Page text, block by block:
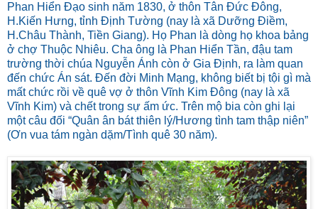
Phan Hiển Đạo sinh năm 1830, ở thôn Tân Đức Đông,
H.Kiến Hưng, tỉnh Định Tường (nay là xã Dưỡng Điềm,
H.Châu Thành, Tiền Giang). Họ Phan là dòng họ khoa bảng
ở chợ Thuộc Nhiêu. Cha ông là Phan Hiển Tần, đậu tam
trường thời chúa Nguyễn Ánh còn ở Gia Định, ra làm quan
đến chức Án sát. Đến đời Minh Mạng, không biết bị tội gì mà
mất chức rồi về quê vợ ở thôn Vĩnh Kim Đông (nay là xã
Vĩnh Kim) và chết trong sự ấm ức. Trên mộ bia còn ghi lại
một câu đối “Quân ân bát thiên lý/Hương tình tam thập niên”
(Ơn vua tám ngàn dặm/Tình quê 30 năm).